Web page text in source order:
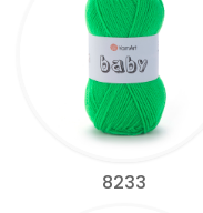
8233